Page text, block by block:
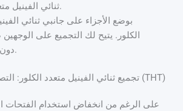
ثنائي الفينيل متعدد الكلور المخصصة.
الكلور. يتيح لك التجميع على الوجهين
دون زيادة مساحة اللوحة.
7.2 تجميع ثنائي الفينيل متعدد الكلور: التصنيع عبر الفتحات (THT)
على الرغم من انخفاض استخدام الفتحات